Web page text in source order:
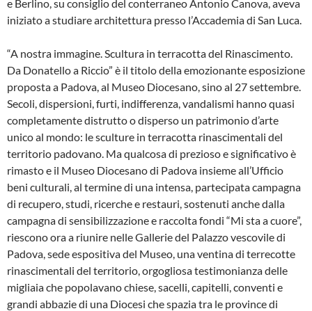
e Berlino, su consiglio del conterraneo Antonio Canova, aveva
iniziato a studiare architettura presso l’Accademia di San Luca.
“A nostra immagine. Scultura in terracotta del Rinascimento.
Da Donatello a Riccio” è il titolo della emozionante esposizione
proposta a Padova, al Museo Diocesano, sino al 27 settembre.
Secoli, dispersioni, furti, indifferenza, vandalismi hanno quasi
completamente distrutto o disperso un patrimonio d’arte
unico al mondo: le sculture in terracotta rinascimentali del
territorio padovano. Ma qualcosa di prezioso e significativo è
rimasto e il Museo Diocesano di Padova insieme all’Ufficio
beni culturali, al termine di una intensa, partecipata campagna
di recupero, studi, ricerche e restauri, sostenuti anche dalla
campagna di sensibilizzazione e raccolta fondi “Mi sta a cuore”,
riescono ora a riunire nelle Gallerie del Palazzo vescovile di
Padova, sede espositiva del Museo, una ventina di terrecotte
rinascimentali del territorio, orgogliosa testimonianza delle
migliaia che popolavano chiese, sacelli, capitelli, conventi e
grandi abbazie di una Diocesi che spazia tra le province di